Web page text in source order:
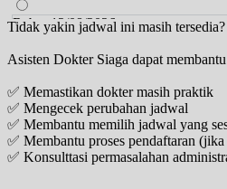
Rabu, 12/08/2026
Jam 18:00 - 20:00
EKSEKUTIF
Kamis, 13/08/2026
Jam 17:00 - 18:00
BPJS
Kamis, 13/08/2026
Tidak yakin jadwal ini masih tersedia?
Asisten Dokter Siaga dapat
✅ Memastikan dokter masih praktik
✅ Mengecek perubahan jadwal
✅ Membantu memilih jadwal yang
✅ Membantu proses pendaftaran (jika
✅ Konsulttasi permasalahan